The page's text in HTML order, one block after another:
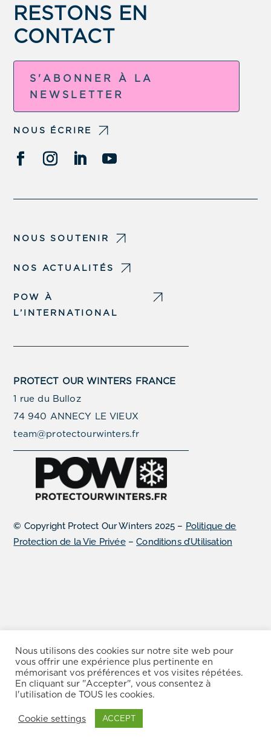
RESTONS EN
CONTACT
S'ABONNER À LA
NEWSLETTER
NOUS ÉCRIRE
NOUS SOUTENIR
NOS ACTUALITÉS
POW À
L’INTERNATIONAL
PROTECT OUR WINTERS FRANCE
1 rue du Bulloz
74 940 ANNECY LE VIEUX
team@protectourwinters.fr
© Copyright Protect Our Winters 2025 – Politique de
Protection de la Vie Privée–Conditions d’Utilisation
Nous utilisons des cookies sur notre site web pour
vous offrir une expérience plus pertinente en
mémorisant vos préférences et vos visites répétées.
En cliquant sur "Accepter", vous consentez à
l'utilisation de TOUS les cookies.
Cookie settings ACCEPT